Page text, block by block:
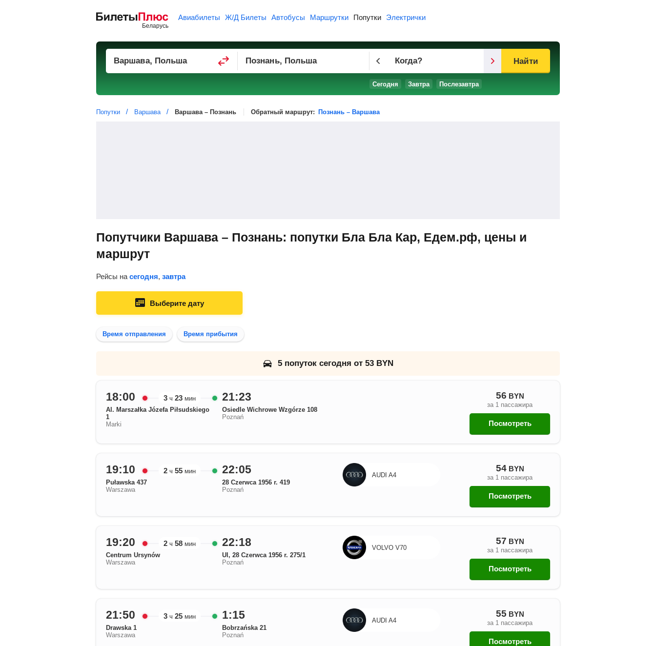
Авиабилеты Ж/Д Билеты Автобусы Маршрутки Попутки Электрички
Когда?
Сегодня Завтра Послезавтра
Найти
Попутки Варшава Варшава – Познань Обратный маршрут: Познань – Варшава
Попутчики Варшава – Познань: попутки Бла Бла Кар, Едем.рф, цены и
маршрут
Рейсы на сегодня, завтра
Выберите дату
Время отправления Время прибытия
5 попуток сегодня от 53 BYN
18:00
Al. Marszałka Józefa Piłsudskiego
1
Marki
3 ч 23 мин 21:23
Osiedle Wichrowe Wzgórze 108
Poznań
56 BYN
за 1 пассажира
Посмотреть
19:10
Puławska 437
Warszawa
2 ч 55 мин 22:05
28 Czerwca 1956 r. 419
Poznań
AUDI A4
54 BYN
за 1 пассажира
Посмотреть
19:20
Centrum Ursynów
Warszawa
2 ч 58 мин 22:18
Ul, 28 Czerwca 1956 r. 275/1
Poznań
VOLVO V70
57 BYN
за 1 пассажира
Посмотреть
21:50
Drawska 1
Warszawa
3 ч 25 мин 1:15
Bobrzańska 21
Poznań
AUDI A4
55 BYN
за 1 пассажира
Посмотреть